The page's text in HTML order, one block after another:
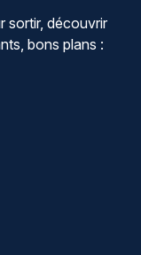
sortir, découvrir
bons plans :